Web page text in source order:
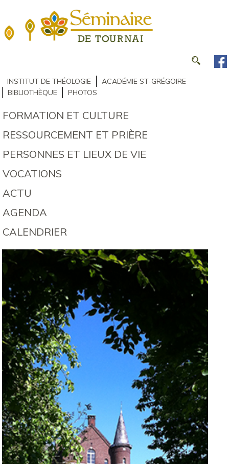
INSTITUT DE THÉOLOGIE
ACADÉMIE ST-GRÉGOIRE
BIBLIOTHÈQUE
PHOTOS
FORMATION ET CULTURE
RESSOURCEMENT ET PRIÈRE
PERSONNES ET LIEUX DE VIE
VOCATIONS
ACTU
AGENDA
CALENDRIER